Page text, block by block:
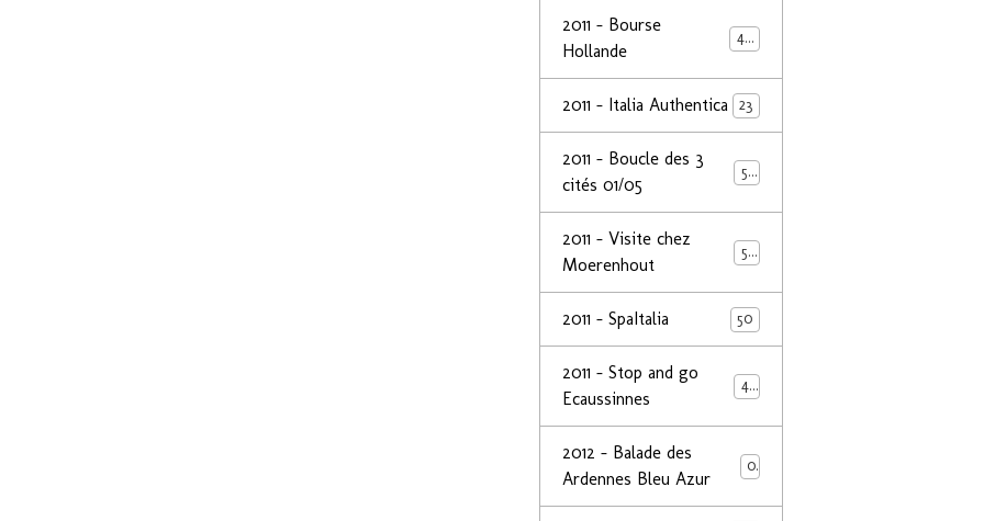
2011 - Bourse
Hollande
40
2011 - Italia Authentica 23
2011 - Boucle des 3
cités 01/05
50
2011 - Visite chez
Moerenhout
50
2011 - SpaItalia 50
2011 - Stop and go
Ecaussinnes
44
2012 - Balade des
Ardennes Bleu Azur
0